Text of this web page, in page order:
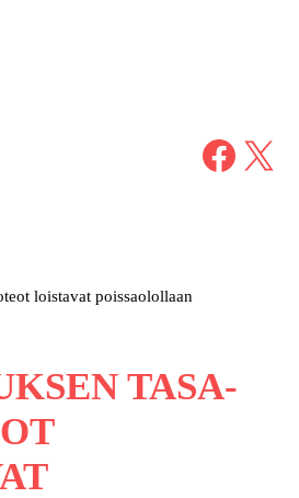
Facebook X
loistavat poissaolollaan
TASA-